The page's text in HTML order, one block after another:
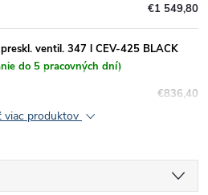
€1 549,80
ventil. 347 l CEV-425 BLACK
do 5 pracovných dní)
€836,40
viac produktov